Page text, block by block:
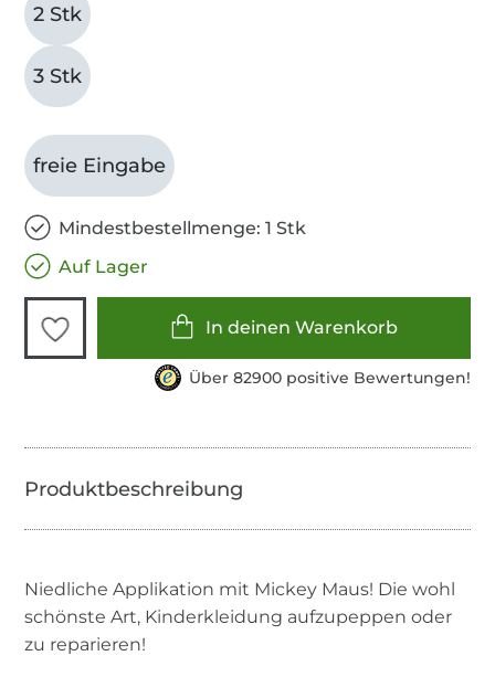
2 Stk
3 Stk
freie Eingabe
Mindestbestellmenge: 1 Stk
Auf Lager
In deinen Warenkorb
Über 82900 positive Bewertungen!
Niedliche Applikation mit Mickey Maus! Die wohl
schönste Art, Kinderkleidung aufzupeppen oder
zu reparieren!